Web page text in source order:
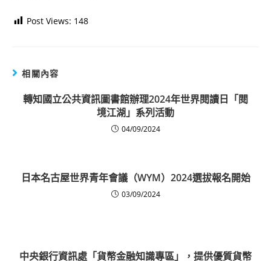
Post Views: 148
相關內容
轉知國立公共資訊圖書館辦理2024年世界閱讀日「閱
境江湖」系列活動
04/09/2024
日本名古屋世界青年會議（WYM）2024選拔報名開始
03/09/2024
中央銀行資訊處「貨幣金融知識專區」，提供優質貨幣